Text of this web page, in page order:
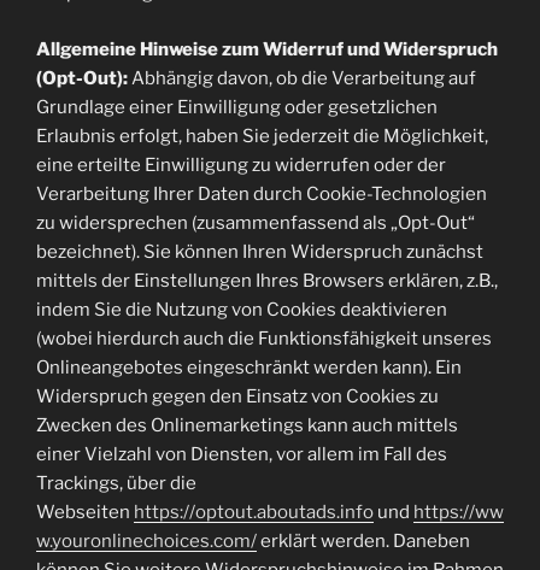
Allgemeine Hinweise zum Widerruf und Widerspruch
(Opt-Out): Abhängig davon, ob die Verarbeitung auf
Grundlage einer Einwilligung oder gesetzlichen
Erlaubnis erfolgt, haben Sie jederzeit die Möglichkeit,
eine erteilte Einwilligung zu widerrufen oder der
Verarbeitung Ihrer Daten durch Cookie-Technologien
zu widersprechen (zusammenfassend als „Opt-Out“
bezeichnet). Sie können Ihren Widerspruch zunächst
mittels der Einstellungen Ihres Browsers erklären, z.B.,
indem Sie die Nutzung von Cookies deaktivieren
(wobei hierdurch auch die Funktionsfähigkeit unseres
Onlineangebotes eingeschränkt werden kann). Ein
Widerspruch gegen den Einsatz von Cookies zu
Zwecken des Onlinemarketings kann auch mittels
einer Vielzahl von Diensten, vor allem im Fall des
Trackings, über die
Webseiten https://optout.aboutads.info und https://ww
w.youronlinechoices.com/erklärt werden. Daneben